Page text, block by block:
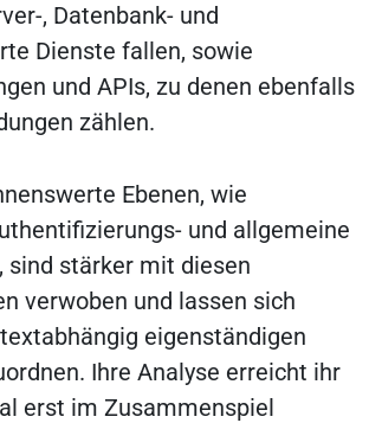
, Datenbank- und
Dienste fallen, sowie
und APIs, zu denen ebenfalls
zählen.
Ebenen, wie
und allgemeine
sind stärker mit diesen
verwoben und lassen sich
eigenständigen
Ihre Analyse erreicht ihr
erst im Zusammenspiel